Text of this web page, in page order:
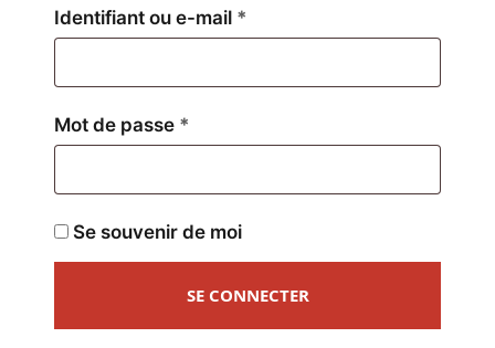
Identifiant ou e-mail *
Mot de passe *
Se souvenir de moi
SE CONNECTER